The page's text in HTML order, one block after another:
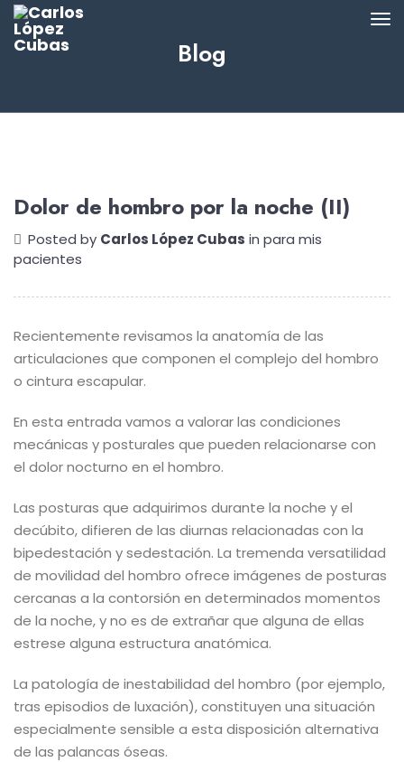
Blog
Dolor de hombro por la noche (II)
Posted by Carlos López Cubas in para mis
pacientes
Recientemente revisamos la anatomía de las
articulaciones que componen el complejo del hombro
o cintura escapular.
En esta entrada vamos a valorar las condiciones
mecánicas y posturales que pueden relacionarse con
el dolor nocturno en el hombro.
Las posturas que adquirimos durante la noche y el
decúbito, difieren de las diurnas relacionadas con la
bipedestación y sedestación. La tremenda versatilidad
de movilidad del hombro ofrece imágenes de posturas
cercanas a la contorsión en determinados momentos
de la noche, y no es de extrañar que alguna de ellas
estrese alguna estructura anatómica.
La patología de inestabilidad del hombro (por ejemplo,
tras episodios de luxación), constituyen una situación
especialmente sensible a esta disposición alternativa
de las palancas óseas.